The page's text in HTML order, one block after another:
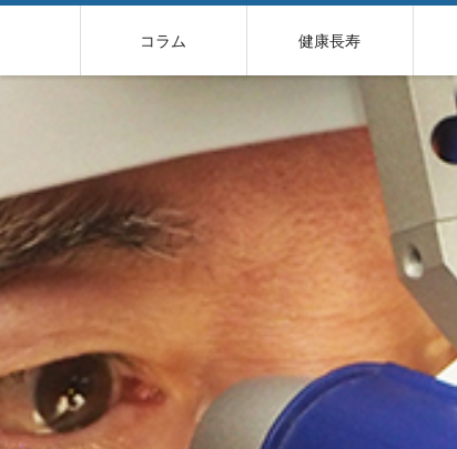
コ
キ
ッ
プ
コラム 健康長寿